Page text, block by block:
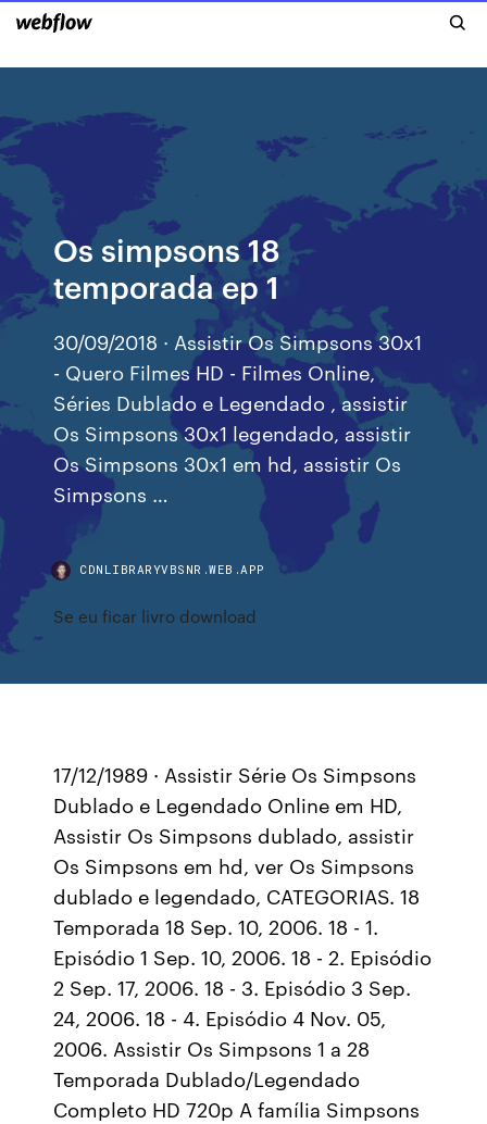
Os simpsons 18
temporada ep 1
30/09/2018 · Assistir Os Simpsons 30x1
- Quero Filmes HD - Filmes Online,
Séries Dublado e Legendado , assistir
Os Simpsons 30x1 legendado, assistir
Os Simpsons 30x1 em hd, assistir Os
Simpsons …
CDNLIBRARYVBSNR.WEB.APP
Se eu ficar livro download
17/12/1989 · Assistir Série Os Simpsons
Dublado e Legendado Online em HD,
Assistir Os Simpsons dublado, assistir
Os Simpsons em hd, ver Os Simpsons
dublado e legendado, CATEGORIAS. 18
Temporada 18 Sep. 10, 2006. 18 - 1.
Episódio 1 Sep. 10, 2006. 18 - 2. Episódio
2 Sep. 17, 2006. 18 - 3. Episódio 3 Sep.
24, 2006. 18 - 4. Episódio 4 Nov. 05,
2006. Assistir Os Simpsons 1 a 28
Temporada Dublado/Legendado
Completo HD 720p A família Simpsons